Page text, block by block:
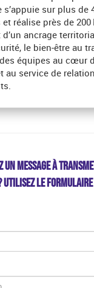
s’appuie sur plus de
réalise près de
d’un ancrage
le bien‑être au
équipes au cœur
au service de
UN MESSAGE À
UTILISEZ LE